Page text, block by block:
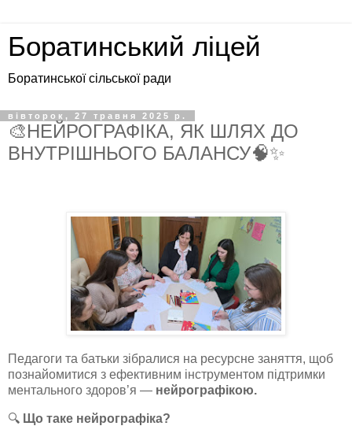
Боратинський ліцей
Боратинської сільської ради
вівторок, 27 травня 2025 р.
🎨НЕЙРОГРАФІКА, ЯК ШЛЯХ ДО
ВНУТРІШНЬОГО БАЛАНСУ🧠✨
Педагоги та батьки зібралися на ресурсне заняття, щоб
познайомитися з ефективним інструментом підтримки
ментального здоров’я — нейрографікою.
🔍 Що таке нейрографіка?